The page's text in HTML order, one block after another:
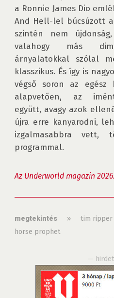
a Ronnie James Dio
And Hell-lel búcsúzott
szintén nem
valahogy más
árnyalatokkal szólal
klasszikus. És így is
végső soron az
alapvetően, az
együtt, avagy azok
újra erre kanyarodni,
izgalmasabbra vett,
programmal.
Az Underworld magazin
megtekintés » tim ripper
horse prophet
—